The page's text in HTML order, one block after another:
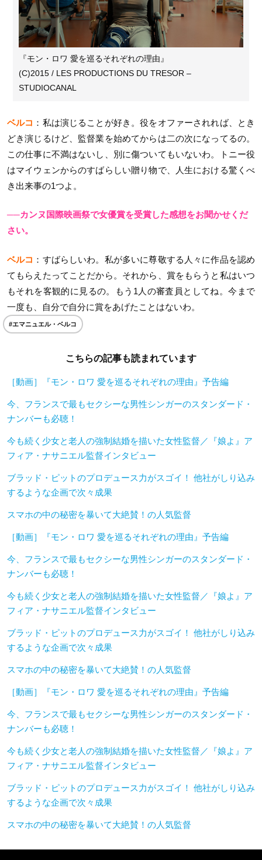
『モン・ロワ 愛を巡るそれぞれの理由』
(C)2015 / LES PRODUCTIONS DU TRESOR –
STUDIOCANAL
ベルコ ：私は演じることが好き。役をオファーされれば、とき
どき演じるけど、監督業を始めてからは二の次になってるの。
この仕事に不満はないし、別に傷ついてもいないわ。トニー役
はマイウェンからのすばらしい贈り物で、人生における驚くべ
き出来事の1つよ。
──カンヌ国際映画祭で女優賞を受賞した感想をお聞かせくだ
さい。
ベルコ ：すばらしいわ。私が多いに尊敬する人々に作品を認め
てもらえたってことだから。それから、賞をもらうと私はいつ
もそれを客観的に見るの。もう1人の審査員としてね。今まで
一度も、自分で自分に賞をあげたことはないわ。
#エマニュエル・ベルコ
こちらの記事も読まれています
［動画］『モン・ロワ 愛を巡るそれぞれの理由』予告編
今、フランスで最もセクシーな男性シンガーのスタンダード・
ナンバーも必聴！
今も続く少女と老人の強制結婚を描いた女性監督／『娘よ』ア
フィア・ナサニエル監督インタビュー
ブラッド・ピットのプロデュース力がスゴイ！ 他社がしり込み
するような企画で次々成果
スマホの中の秘密を暴いて大絶賛！の人気監督
［動画］『モン・ロワ 愛を巡るそれぞれの理由』予告編
今、フランスで最もセクシーな男性シンガーのスタンダード・
ナンバーも必聴！
今も続く少女と老人の強制結婚を描いた女性監督／『娘よ』ア
フィア・ナサニエル監督インタビュー
ブラッド・ピットのプロデュース力がスゴイ！ 他社がしり込み
するような企画で次々成果
スマホの中の秘密を暴いて大絶賛！の人気監督
［動画］『モン・ロワ 愛を巡るそれぞれの理由』予告編
今、フランスで最もセクシーな男性シンガーのスタンダード・
ナンバーも必聴！
今も続く少女と老人の強制結婚を描いた女性監督／『娘よ』ア
フィア・ナサニエル監督インタビュー
ブラッド・ピットのプロデュース力がスゴイ！ 他社がしり込み
するような企画で次々成果
スマホの中の秘密を暴いて大絶賛！の人気監督